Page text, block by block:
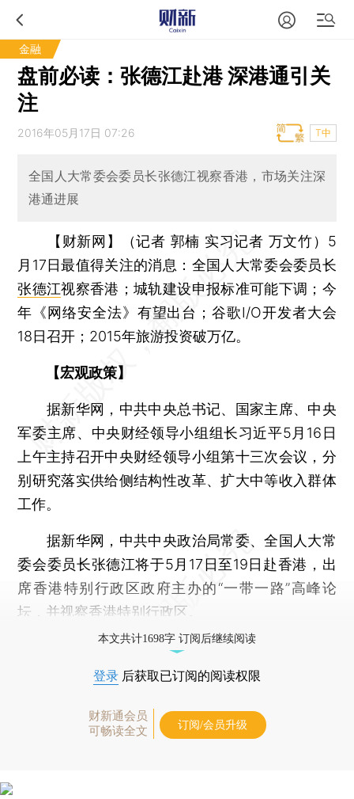
金融
盘前必读：张德江赴港 深港通引关
注
2016年05月17日 07:26 T中
全国人大常委会委员长张德江视察香港，市场关注深
港通进展
【财新网】（记者 郭楠 实习记者 万文竹） 5
月17日最值得关注的消息：全国人大常委会委员长
张德江视察香港；城轨建设申报标准可能下调；今
年《网络安全法》有望出台；谷歌I/O开发者大会
18日召开；2015年旅游投资破万亿。
【宏观政策】
据新华网，中共中央总书记、国家主席、中央
军委主席、中央财经领导小组组长习近平5月16日
上午主持召开中央财经领导小组第十三次会议，分
别研究落实供给侧结构性改革、扩大中等收入群体
工作。
据新华网，中共中央政治局常委、全国人大常
委会委员长张德江将于5月17日至19日赴香港，出
席香港特别行政区政府主办的“一带一路”高峰论
坛，并视察香港特别行政区。
本文共计1698字 订阅后继续阅读
登录 后获取已订阅的阅读权限
财新通会员
可畅读全文
订阅/会员升级